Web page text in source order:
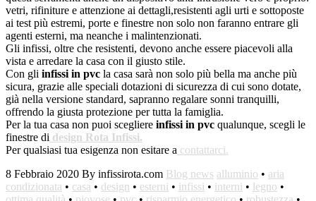
vetri, rifiniture e attenzione ai dettagli,resistenti agli urti e sottoposte
ai test più estremi, porte e finestre non solo non faranno entrare gli
agenti esterni, ma neanche i malintenzionati.
Gli infissi, oltre che resistenti, devono anche essere piacevoli alla
vista e arredare la casa con il giusto stile.
Con gli infissi in pvc la casa sarà non solo più bella ma anche più
sicura, grazie alle speciali dotazioni di sicurezza di cui sono dotate,
già nella versione standard, sapranno regalare sonni tranquilli,
offrendo la giusta protezione per tutta la famiglia.
Per la tua casa non puoi scegliere infissi in pvc qualunque, scegli le
finestre di design Rota Infissi.
Per qualsiasi tua esigenza non esitare a contattarci.
8 Febbraio 2020 By infissirota.com Blog news alluminio • aria
condizionata • casa • design • esterni • infissi • interni • legno •